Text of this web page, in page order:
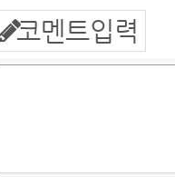
코멘트입력